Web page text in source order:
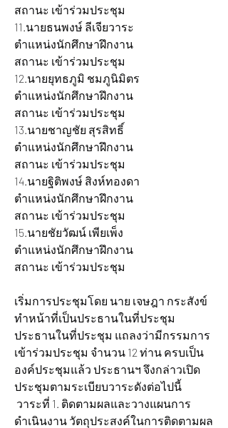
สถานะ เข้าร่วมประชุม
11.นายธนพงษ์ ลีเจียวาระ
ตำแหน่งนักศึกษาฝึกงาน
สถานะ เข้าร่วมประชุม
12.นายยุทธภูมิ ชมภูนิมิตร
ตำแหน่งนักศึกษาฝึกงาน
สถานะ เข้าร่วมประชุม
13.นายชาญชัย สุรสิทธิ์
ตำแหน่งนักศึกษาฝึกงาน
สถานะ เข้าร่วมประชุม
14.นายฐิติพงษ์ สิงห์ทองดา
ตำแหน่งนักศึกษาฝึกงาน
สถานะ เข้าร่วมประชุม
15.นายชัยวัฒน์ เพียเพ็ง
ตำแหน่งนักศึกษาฝึกงาน
สถานะ เข้าร่วมประชุม
เริ่มการประชุมโดย นาย เจษฎา กระสังข์
ทำหน้าที่เป็นประธานในที่ประชุม
ประธานในที่ประชุม แถลงว่ามีกรรมการ
เข้าร่วมประชุม จำนวน 12 ท่าน ครบเป็น
องค์ประชุมแล้ว ประธานฯ จึงกล่าวเปิด
ประชุมตามระเบียบวาระดังต่อไปนี้
วาระที่ 1. ติดตามผลและวางแผนการ
ดำเนินงาน วัตถุประสงค์ในการติดตามผล